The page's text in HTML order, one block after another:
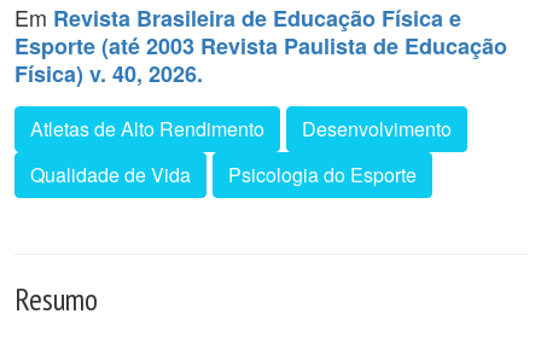
Em Revista Brasileira de Educação Física e
Esporte (até 2003 Revista Paulista de Educação
Física) v. 40, 2026.
Atletas de Alto Rendimento
Desenvolvimento
Qualidade de Vida
Psicologia do Esporte
Resumo